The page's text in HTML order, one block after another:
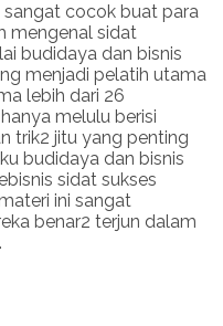
sangat cocok buat para
mengenal sidat
budidaya dan bisnis
menjadi pelatih utama
lebih dari 26
melulu berisi
trik2 jitu yang penting
budidaya dan bisnis
sidat sukses
ini sangat
benar2 terjun dalam